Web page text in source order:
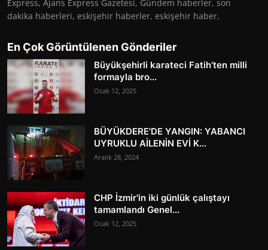
Express, Ajans Express Gazetesi, Gündem haberler, son
dakika haberleri, eskişehir haberler, eskişehir haber,
En Çok Görüntülenen Gönderiler
Büyükşehirli karateci Fatih’ten milli
formayla bro...
Ocak 12, 2025
BÜYÜKDERE'DE YANGIN: YABANCI
UYRUKLU AİLENİN EVİ K...
Aralık 28, 2024
CHP İzmir'in iki günlük çalıştayı
tamamlandı Genel...
Ocak 12, 2025